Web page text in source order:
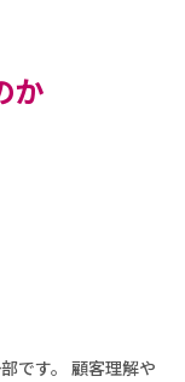
か
です。 顧客理解や